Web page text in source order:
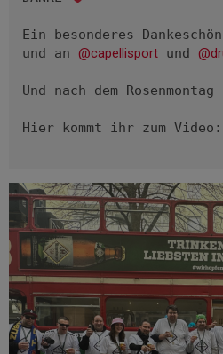
Ein besonderes
und an @capellisport und
Und nach dem
Hier kommt ihr zum Video: